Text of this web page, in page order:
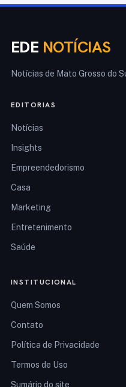
EDE NOTÍCIAS
Notícias de Mato Grosso do
EDITORIAS
Notícias
Insights
Empreendedorismo
Casa
Marketing
Entretenimento
Saúde
INSTITUCIONAL
Quem Somos
Contato
Política de Privacidade
Termos de Uso
Sumário do site